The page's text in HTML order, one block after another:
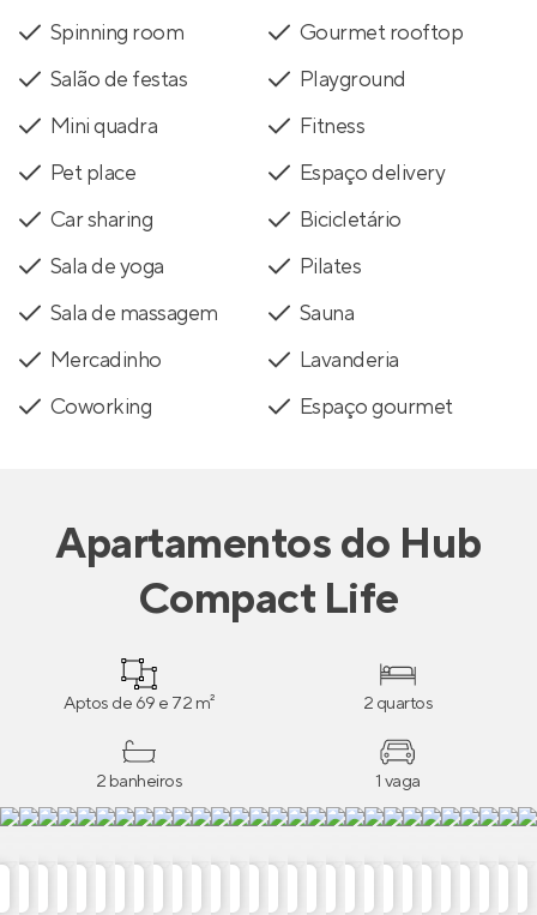
Spinning room
Gourmet rooftop
Salão de festas
Playground
Mini quadra
Fitness
Pet place
Espaço delivery
Car sharing
Bicicletário
Sala de yoga
Pilates
Sala de massagem
Sauna
Mercadinho
Lavanderia
Coworking
Espaço gourmet
Apartamentosdo Hub
Compact Life
Aptos de 69 e 72 m² 2 quartos
2 banheiros 1 vaga